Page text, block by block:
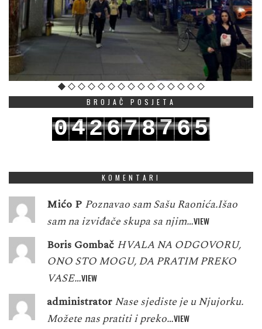
BROJAČ POSJETA
042678765
KOMENTARI
Mićo P Poznavao sam Sašu Raonića.Išao
sam na izviđače skupa sa njim…VIEW
Boris Gombač HVALA NA ODGOVORU,
ONO STO MOGU, DA PRATIM PREKO
VASE…VIEW
administrator Nase sjediste je u Njujorku.
Možete nas pratiti i preko…VIEW